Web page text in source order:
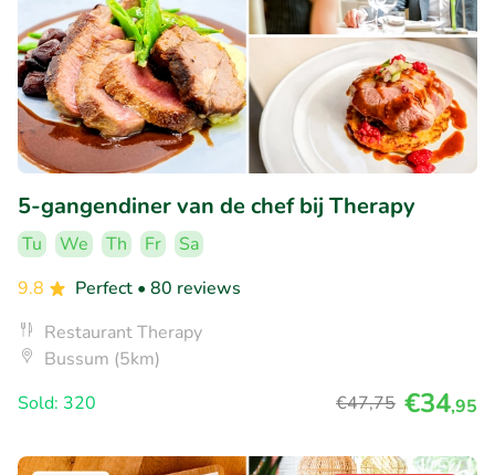
5-gangendiner van de chef bij Therapy
Tu We Th Fr
Sa
9.8
Perfect • 80 reviews
Restaurant Therapy
Bussum (5km)
Sold: 320
€47,75 €34,95